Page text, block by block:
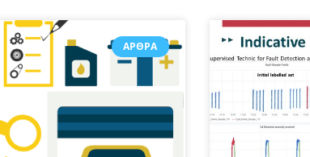
ΆΡΘΡΑ